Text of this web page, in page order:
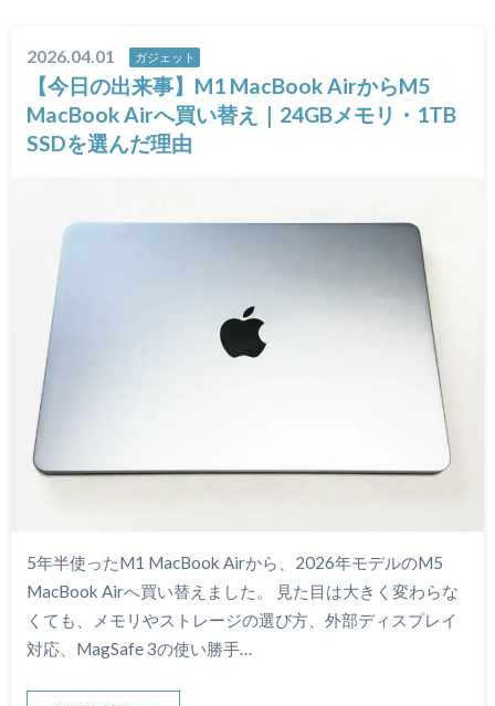
2026.04.01 ガジェット
【今日の出来事】M1 MacBook AirからM5
MacBook Airへ買い替え｜24GBメモリ・1TB
SSDを選んだ理由
5年半使ったM1 MacBook Airから、2026年モデルのM5
MacBook Airへ買い替えました。 見た目は大きく変わらな
くても、メモリやストレージの選び方、外部ディスプレイ
対応、MagSafe 3の使い勝手…